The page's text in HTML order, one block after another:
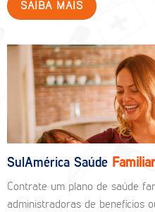
SAIBA MAIS
SulAmérica Saúde Familiar
Contrate um plano de saúde
administradoras de benefícios